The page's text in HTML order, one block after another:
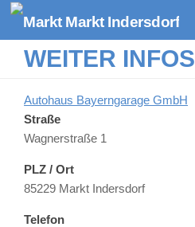
Zum Inhalt springen
WEITER INFOS
Autohaus Bayerngarage GmbH
Straße
Wagnerstraße 1
PLZ / Ort
85229 Markt Indersdorf
Telefon